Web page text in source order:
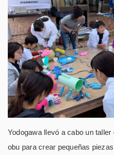
Yodogawa llevó a cabo un
obu para crear pequeñas